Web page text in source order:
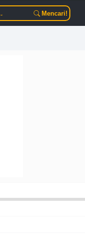
Mencari!